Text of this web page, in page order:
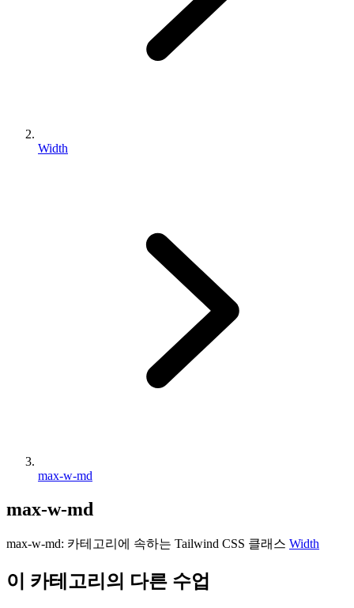
Width
max-w-md
max-w-md
max-w-md: 카테고리에 속하는 Tailwind CSS 클래스 Width
이 카테고리의 다른 수업